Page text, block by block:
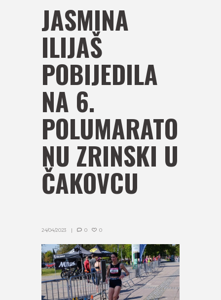
JASMINA
ILIJAŠ
POBIJEDILA
NA 6.
POLUMARATO
NU ZRINSKI U
ČAKOVCU
24/04/2023 0 0